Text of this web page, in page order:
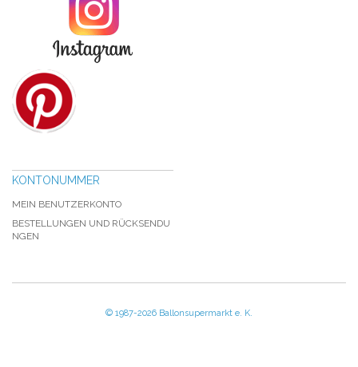
KONTONUMMER
MEIN BENUTZERKONTO
BESTELLUNGEN UND RÜCKSENDU
NGEN
© 1987-2026 Ballonsupermarkt e. K.